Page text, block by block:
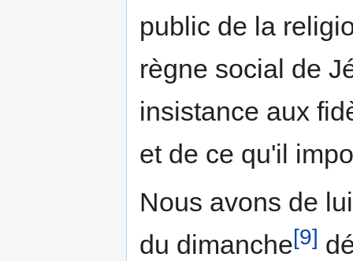
public de la
règne social de
insistance aux
et de ce qu'il
Nous avons de
du dimanche[9]